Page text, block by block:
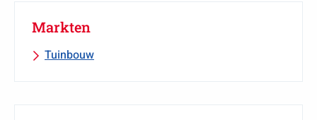
Markten
Tuinbouw